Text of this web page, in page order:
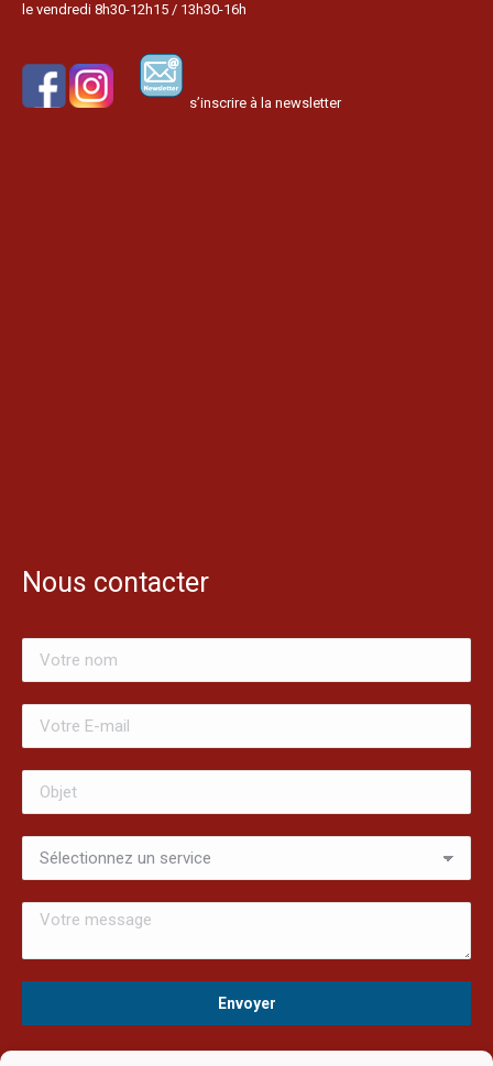
le vendredi 8h30-12h15 / 13h30-16h
s’inscrire à la newsletter
Nous contacter